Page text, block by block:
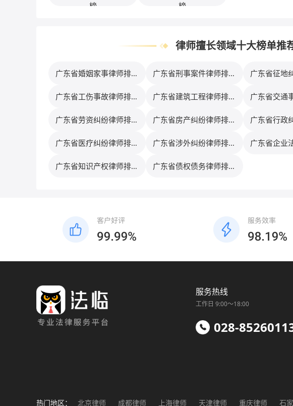
榜
榜
律师擅长领域十大榜单推
广东省婚姻家事律师排行
广东省刑事案件律师排行
广东省征地
广东省工伤事故律师排行
广东省建筑工程律师排行
广东省交通
广东省劳资纠纷律师排行
广东省房产纠纷律师排行
广东省行政
广东省医疗纠纷律师排行
广东省涉外纠纷律师排行
广东省企业
广东省知识产权律师排行
广东省债权债务律师排行
服务热线
工作日 9:00～18:00
028-
热门地区： 北京律师 成都律师 上海律师 天津律师 重庆律师 石